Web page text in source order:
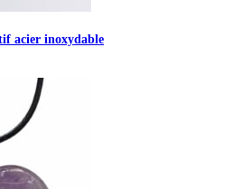
acier inoxydable